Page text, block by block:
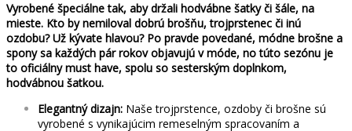
Vyrobené špeciálne tak, aby držali hodvábne šatky či šále, na
mieste. Kto by nemiloval dobrú brošňu, trojprstenec či inú
ozdobu? Už kývate hlavou? Po pravde povedané, módne brošne a
spony sa každých pár rokov objavujú v móde, no túto sezónu je
to oficiálny must have, spolu so sesterským doplnkom,
hodvábnou šatkou.
Elegantný dizajn: Naše trojprstence, ozdoby či brošne sú
vyrobené s vynikajúcim remeselným spracovaním a